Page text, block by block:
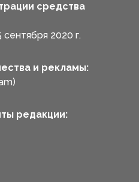
средства
2020 г.
и рекламы:
редакции: